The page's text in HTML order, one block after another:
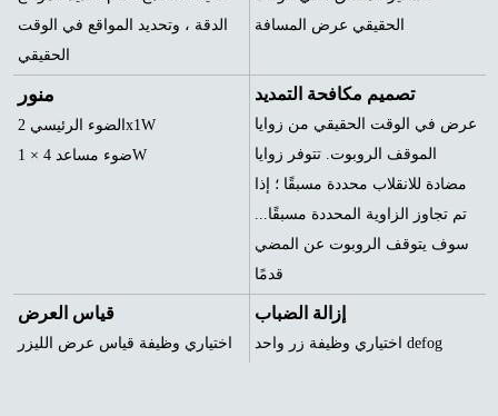
الدقة ، وتحديد المواقع في الوقت
الحقيقي
الحقيقي عرض المسافة
منور
الضوء الرئيسي 2x1W
ضوء مساعد 4 × 1W
تصميم مكافحة التمديد
عرض في الوقت الحقيقي من زوايا
الموقف الروبوت. تتوفر زوايا
مضادة للانقلاب محددة مسبقًا ؛ إذا
تم تجاوز الزاوية المحددة مسبقًا...
سوف يتوقف الروبوت عن المضي
قدمًا
قياس العرض
اختياري وظيفة قياس عرض الليزر
إزالة الضباب
اختياري وظيفة زر واحد defog